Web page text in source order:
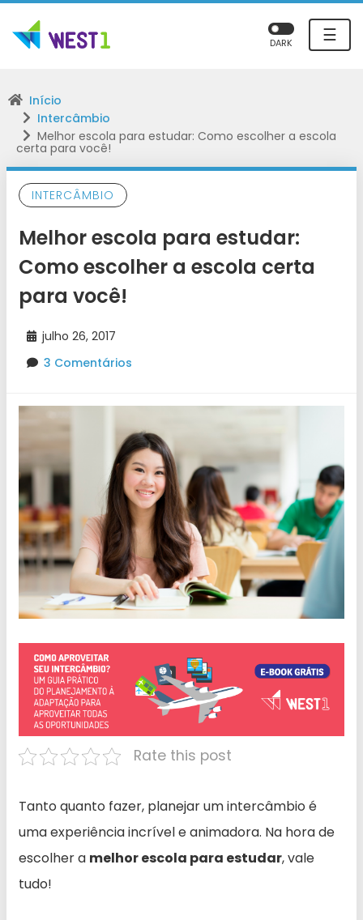
☰
DARK
Início
Intercâmbio
Melhor escola para estudar: Como escolher a escola
certa para você!
INTERCÂMBIO
Melhor escola para estudar:
Como escolher a escola certa
para você!
julho 26, 2017
3 Comentários
Rate this post
Tanto quanto fazer, planejar um intercâmbio é
uma experiência incrível e animadora. Na hora de
escolher a melhor escola para estudar, vale
tudo!